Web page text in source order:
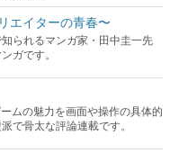
エイターの青春〜
られるマンガ家・田中圭一先
ガです。
ムの魅力を画面や操作の具体的
で骨太な評論連載です。